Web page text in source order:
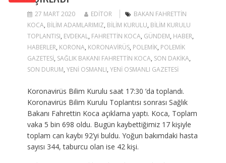
27 MART 2020 EDITOR
BAKAN FAHRETTIN
KOCA, BILIM ADAMLARIMIZ, BILIM KURULU, BILIM KURULU
TOPLANTISI, EVDEKAL, FAHRETTIN KOCA, GÜNDEM, HABER,
HABERLER, KORONA, KORONAVIRÜS, POLEMIK, POLEMIK
GAZETESI, SAĞLIK BAKANI FAHRETTIN KOCA, SON DAKIKA,
SON DURUM, YENI OSMANLI, YENI OSMANLI GAZETESI
Koronavirüs Bilim Kurulu saat 17:30 ’da toplandı.
Koronavirüs Bilim Kurulu Toplantısı sonrası Sağlık
Bakanı Fahrettin Koca açıklama yaptı. Koca, Toplam
vaka 5 bin 698 oldu. Bugün kaybettiğimiz 17 kişiyle
toplam can kaybı 92’yi buldu. Yoğun bakımdaki hasta
sayısı 344, taburcu olan ise 42 kişi.